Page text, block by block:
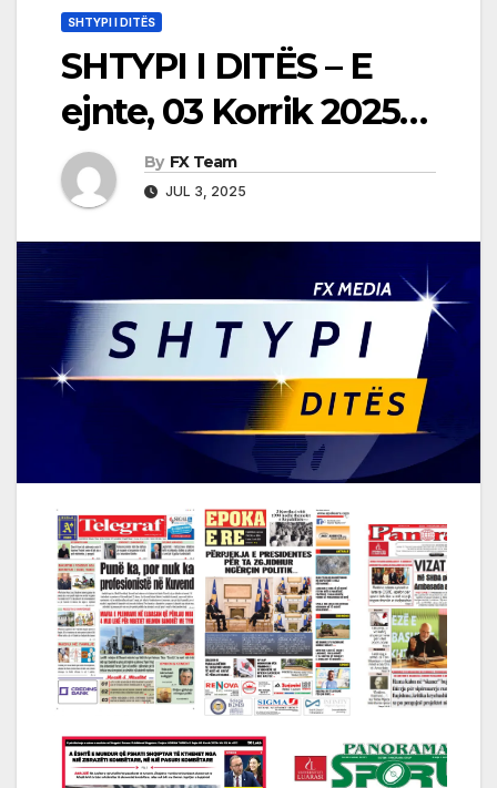
SHTYPI I DITËS
SHTYPI I DITËS – E
ejnte, 03 Korrik 2025…
By FX Team
JUL 3, 2025